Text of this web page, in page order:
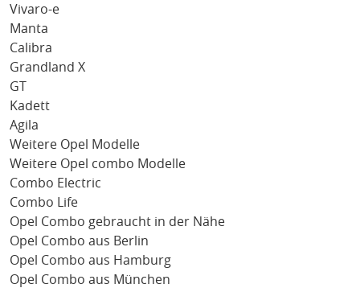
Vivaro-e
Manta
Calibra
Grandland X
GT
Kadett
Agila
Weitere Opel Modelle
Weitere Opel combo Modelle
Combo Electric
Combo Life
Opel Combo gebraucht in der Nähe
Opel Combo aus Berlin
Opel Combo aus Hamburg
Opel Combo aus München